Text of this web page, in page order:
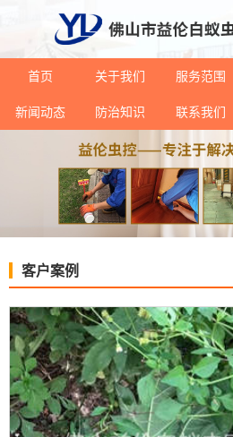
首页 关于我们 服务范围
新闻动态 防治知识 联系我们
客户案例